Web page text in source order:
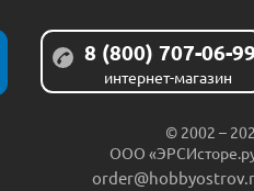
8 (800) 707-06-
интернет-магазин
© 2002 –
ООО